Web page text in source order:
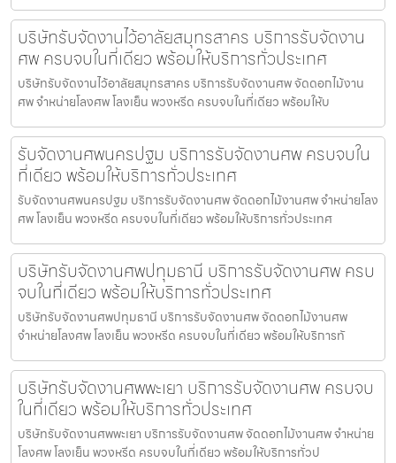
บริษัทรับจัดงานไว้อาลัยสมุทรสาคร บริการรับจัดงาน
ศพ ครบจบในที่เดียว พร้อมให้บริการทั่วประเทศ
บริษัทรับจัดงานไว้อาลัยสมุทรสาคร บริการรับจัดงานศพ จัดดอกไม้งาน
ศพ จำหน่ายโลงศพ โลงเย็น พวงหรีด ครบจบในที่เดียว พร้อมให้บ
รับจัดงานศพนครปฐม บริการรับจัดงานศพ ครบจบใน
ที่เดียว พร้อมให้บริการทั่วประเทศ
รับจัดงานศพนครปฐม บริการรับจัดงานศพ จัดดอกไม้งานศพ จำหน่ายโลง
ศพ โลงเย็น พวงหรีด ครบจบในที่เดียว พร้อมให้บริการทั่วประเทศ
บริษัทรับจัดงานศพปทุมธานี บริการรับจัดงานศพ ครบ
จบในที่เดียว พร้อมให้บริการทั่วประเทศ
บริษัทรับจัดงานศพปทุมธานี บริการรับจัดงานศพ จัดดอกไม้งานศพ
จำหน่ายโลงศพ โลงเย็น พวงหรีด ครบจบในที่เดียว พร้อมให้บริการทั
บริษัทรับจัดงานศพพะเยา บริการรับจัดงานศพ ครบจบ
ในที่เดียว พร้อมให้บริการทั่วประเทศ
บริษัทรับจัดงานศพพะเยา บริการรับจัดงานศพ จัดดอกไม้งานศพ จำหน่าย
โลงศพ โลงเย็น พวงหรีด ครบจบในที่เดียว พร้อมให้บริการทั่วป